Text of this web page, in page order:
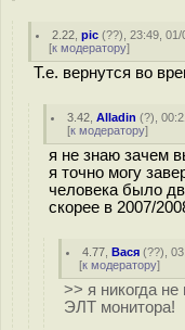
2.22 ,pic (??), 23:49, 01/
[к модератору]
Т.е. вернутся во
3.42 ,Alladin (?),
[к модератору]
я не знаю зачем
я точно могу
человека было
скорее в 2007/
4.77 ,Вася (??),
[к модератору]
>> я никогда
ЭЛТ монитора!